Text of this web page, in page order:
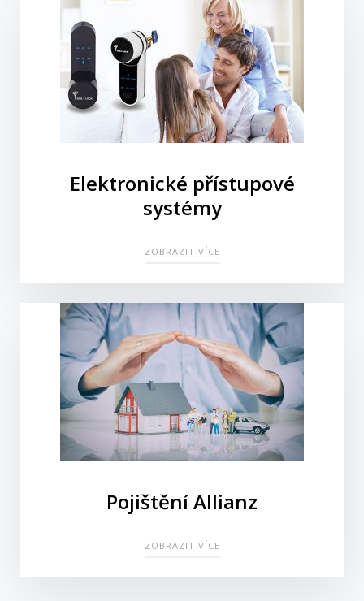
Elektronické přístupové
systémy
ZOBRAZIT VÍCE
Pojištění Allianz
ZOBRAZIT VÍCE